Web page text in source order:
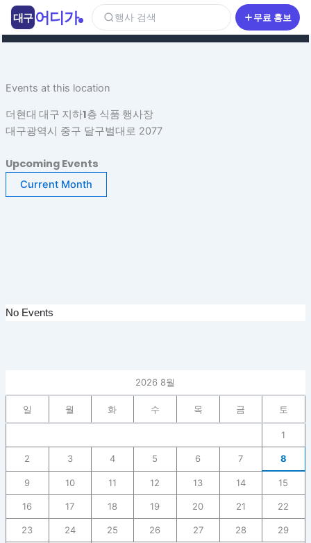
츠
너Events at this location
더현대 대구 지하1층 식품 행사장
대구광역시 중구 달구벌대로 2077
Upcoming Events
Current Month
No Events
2026 8월
일 월 화 수 목 금 토
1
2 3 4 5 6 7 8
9 10 11 12 13 14 15
16 17 18 19 20 21 22
23 24 25 26 27 28 29
대구 어디가 행사 검색 무료 홍보